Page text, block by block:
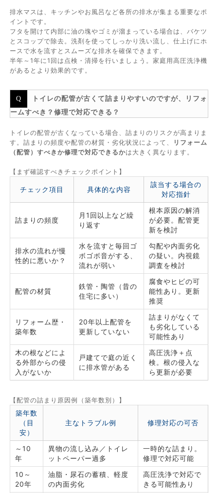
排水マスは、キッチンやお風呂など各所の排水が集まる重要なポ
イントです。
フタを開けて内部に油の塊やゴミが溜まっている場合は、バケツ
とスコップで除去。洗剤を使ってしっかり洗い流し、仕上げにホ
ースで水を流すとスムーズな排水を確保できます。
半年～1年に1回は点検・清掃を行いましょう。家庭用高圧洗浄機
があるとより効果的です。
トイレの配管が古くて詰まりやすいのですが、リフォ
ームすべき？修理で対応できる？
トイレの配管が古くなっている場合、詰まりのリスクが高まりま
す。詰まりの頻度や配管の材質・劣化状況によって、
リフォーム
（配管）すべきか修理で対応できるかは大きく異なります。
【まず確認すべきチェックポイント】
チェック項目 具体的な内容
該当する場合の
対応指針
詰まりの頻度
月1回以上など繰
り返す
根本原因の解消
が必要。配管更
新を検討
排水の流れが慢
性的に悪いか？
水を流すと毎回ゴ
ボゴボ音がする、
流れが弱い
勾配や内面劣化
の疑い。内視鏡
調査を検討
配管の材質
鉄管・陶管（昔の
住宅に多い）
腐食やヒビの可
能性あり。更新
推奨
リフォーム歴・
築年数
20年以上配管を
更新していない
詰まりがなくて
も劣化している
可能性あり
木の根などによ
る外部からの侵
入がないか
戸建てで庭の近く
に排水管がある
高圧洗浄＋点
検。根の侵入な
ら更新が必要
【配管の詰まり原因例（築年数別）】
築年数
（目
安）
主なトラブル例 修理対応の可否
～10
年
異物の流し込み／トイレ
ットペーパー過多
一時的な詰まり。
修理で対応可能
10～
20年
油脂・尿石の蓄積、軽度
の内面劣化
高圧洗浄で対応で
きる可能性あり